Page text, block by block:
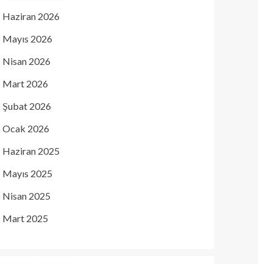
Haziran 2026
Mayıs 2026
Nisan 2026
Mart 2026
Şubat 2026
Ocak 2026
Haziran 2025
Mayıs 2025
Nisan 2025
Mart 2025